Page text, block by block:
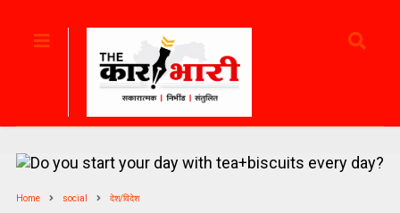
Home social देश/विदेश